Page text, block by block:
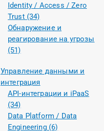
Identity / Access / Zero
Trust (34)
Обнаружение и
реагирование на угрозы
(51)
Управление данными и
интеграция
API-интеграции и iPaaS
(34)
Data Platform / Data
Engineering (6)